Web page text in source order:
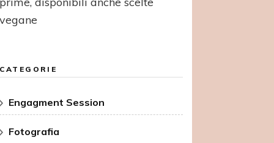
vegane
CATEGORIE
Engagment Session
Fotografia